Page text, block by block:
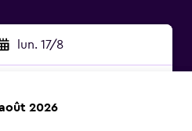
lun. 17/8
2026